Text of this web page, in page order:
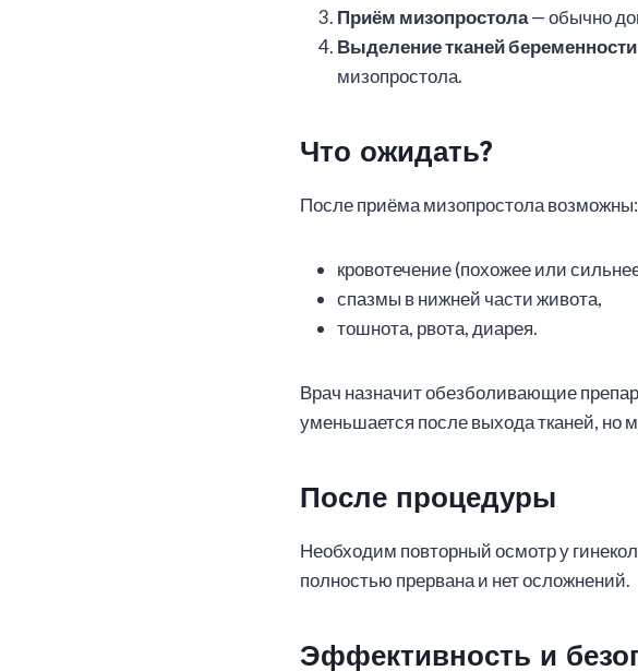
Приём мизопростола— обычно
Выделение тканей беременности
мизопростола.
Что ожидать?
После приёма мизопростола возможны:
кровотечение (похожее или
спазмы в нижней части живота,
тошнота, рвота, диарея.
Врач назначит обезболивающие
уменьшается после выхода тканей, но
После процедуры
Необходим повторный осмотр у
полностью прервана и нет осложнений.
Эффективность и